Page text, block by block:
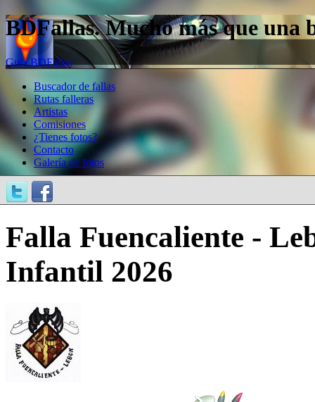
BDFallas. Mucho más que una
Guía BDFallas
Buscador de fallas
Rutas falleras
Artistas
Comisiones
¿Tienes fotos?
Contacto
Galería de fotos
Falla Fuencaliente -
Infantil 2026